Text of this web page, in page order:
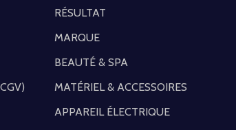
RÉSULTAT
MARQUE
BEAUTÉ & SPA
MATÉRIEL & ACCESSOIRES
APPAREIL ÉLECTRIQUE